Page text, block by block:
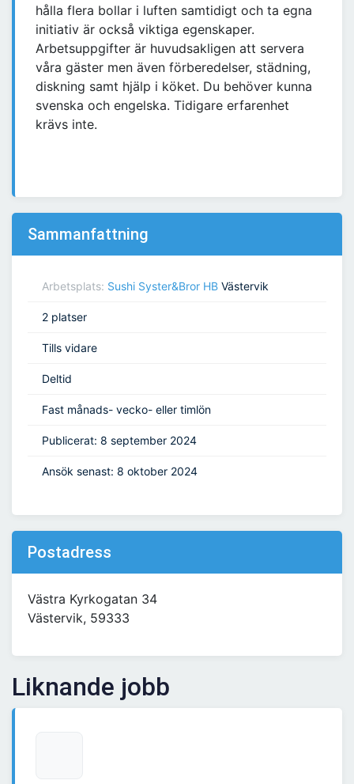
hålla flera bollar i luften samtidigt och ta egna
initiativ är också viktiga egenskaper.
Arbetsuppgifter är huvudsakligen att servera
våra gäster men även förberedelser, städning,
diskning samt hjälp i köket. Du behöver kunna
svenska och engelska. Tidigare erfarenhet
krävs inte.
Sammanfattning
Arbetsplats: Sushi Syster&Bror HB Västervik
2 platser
Tills vidare
Deltid
Fast månads- vecko- eller timlön
Publicerat: 8 september 2024
Ansök senast: 8 oktober 2024
Postadress
Västra Kyrkogatan 34
Västervik, 59333
Liknande jobb